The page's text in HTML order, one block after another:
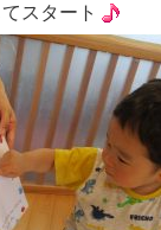
スタート